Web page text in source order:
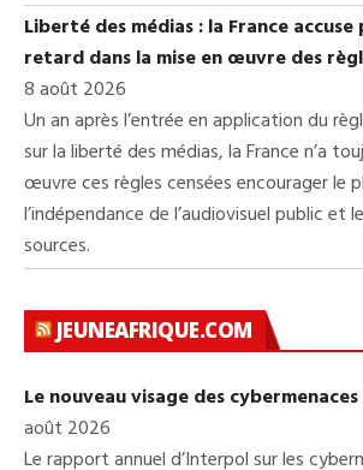
Liberté des médias : la France accuse
retard dans la mise en œuvre des
8 août 2026
Un an après l’entrée en application du
sur la liberté des médias, la France n’a
œuvre ces règles censées encourager le
l’indépendance de l’audiovisuel public et
sources.
JEUNEAFRIQUE.COM
Le nouveau visage des
août 2026
Le rapport annuel d’Interpol sur les